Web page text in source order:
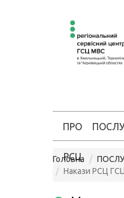
ПРО
РСЦ
Головна
Накази РСЦ